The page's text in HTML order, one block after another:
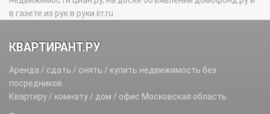
в газете из рук в руки irr.ru
КВАРТИРАНТ.РУ
Аренда / сдать / снять / купить недвижимость без
посредников.
Квартиру / комнату / дом / офис Московская область